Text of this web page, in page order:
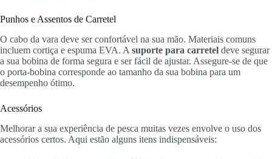
Punhos e Assentos de Carretel
O cabo da vara deve ser confortável na sua mão. Materiais comuns
incluem cortiça e espuma EVA. A suporte para carretel deve segurar
a sua bobina de forma segura e ser fácil de ajustar. Assegure-se de que
o porta-bobina corresponde ao tamanho da sua bobina para um
desempenho ótimo.
Acessórios
Melhorar a sua experiência de pesca muitas vezes envolve o uso dos
acessórios certos. Aqui estão alguns itens indispensáveis: